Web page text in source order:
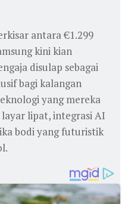
antara €1.299
kini kian
disulap sebagai
bagi kalangan
yang mereka
lipat, integrasi AI
bodi yang futuristik